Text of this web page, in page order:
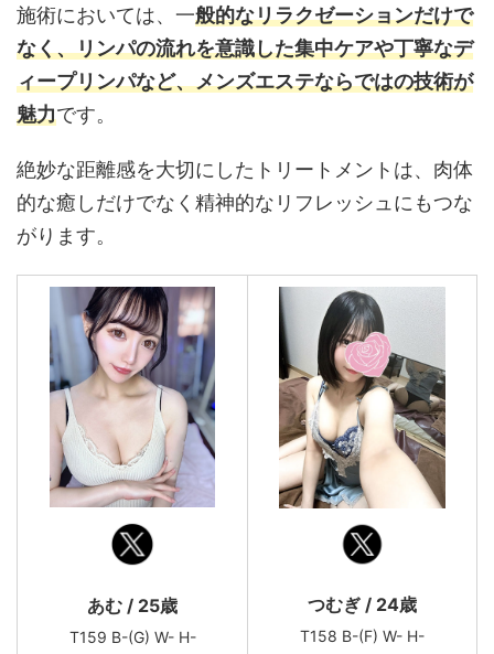
施術においては、一般的なリラクゼーションだけで
なく、リンパの流れを意識した集中ケアや丁寧なデ
ィープリンパなど、メンズエステならではの技術が
魅力です。
絶妙な距離感を大切にしたトリートメントは、肉体
的な癒しだけでなく精神的なリフレッシュにもつな
がります。
あむ / 25歳
T159 B-(G) W- H-
つむぎ / 24歳
T158 B-(F) W- H-